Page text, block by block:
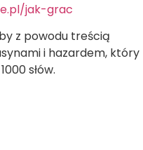
jak-grac
z powodu treścią
i hazardem, który
słów.